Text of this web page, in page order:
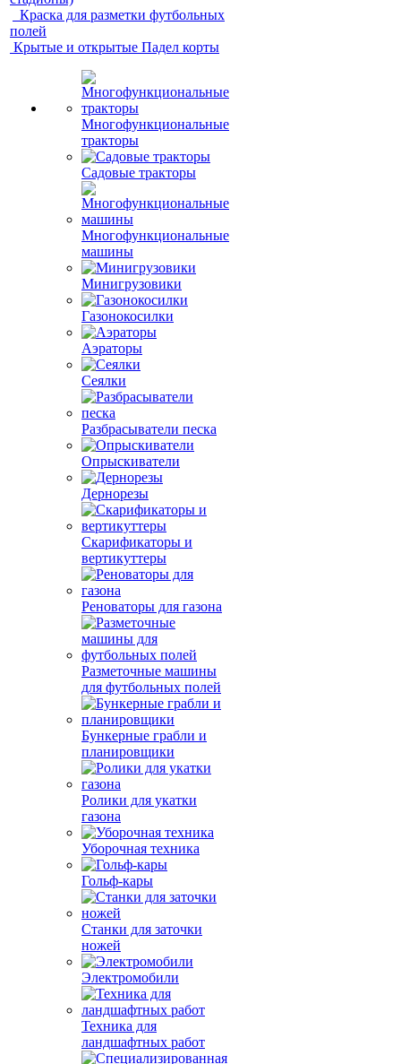
Краска для разметки футбольных
полей
Крытые и открытые Падел корты
Многофункциональные
тракторы
Садовые тракторы
Многофункциональные
машины
Минигрузовики
Газонокосилки
Аэраторы
Сеялки
Разбрасыватели песка
Опрыскиватели
Дернорезы
Скарификаторы и
вертикуттеры
Реноваторы для газона
Разметочные машины
для футбольных полей
Бункерные грабли и
планировщики
Ролики для укатки
газона
Уборочная техника
Гольф-кары
Станки для заточки
ножей
Электромобили
Техника для
ландшафтных работ